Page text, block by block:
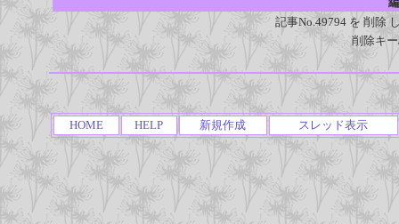
記事No.49794 を 削除
削除キ
HOME HELP 新規作成 スレッド表示